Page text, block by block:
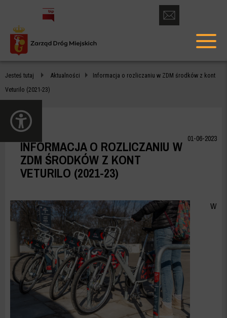
INFORMACJA
O
ROZLICZANIU
W
ZDM
ŚRODKÓW
KONT
VETURILO
(2021-
23)
ZDM
WARSZAWA
otwórz
formularz
kontaktowy
menu
Jesteś tutaj Aktualności
Informacja o rozliczaniu w ZDM środków z kont
Veturilo (2021-23)
01-06-2023
INFORMACJA O ROZLICZANIU W
ZDM ŚRODKÓW Z KONT
VETURILO (2021-23)
W